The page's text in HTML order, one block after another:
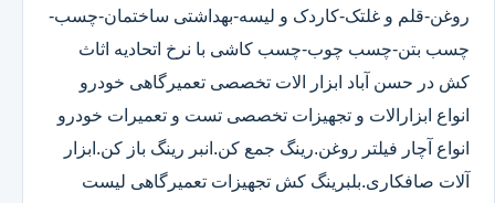
روغن-قلم و غلتک-کاردک و لیسه-بهداشتی ساختمان-چسب-
چسب بتن-چسب چوب-چسب کاشی با نرخ اتحادیه اثاث
کش در حسن آباد ابزار الات تخصصی تعمیرگاهی خودرو
انواع ابزارالات و تجهیزات تخصصی تست و تعمیرات خودرو
انواع آچار فیلتر روغن.رینگ جمع کن.انبر رینگ باز کن.ابزار
آلات صافکاری.بلبرینگ کش تجهیزات تعمیرگاهی لیست